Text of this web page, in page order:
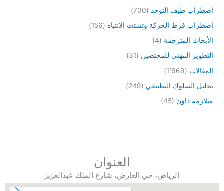
اضطراب طيف التوحد (700)
اضطراب فرط الحركة وتشتت الانتباه (156)
الأبحاث المترجمة (4)
التطوير المهني للمختصين (31)
المقالات (1٬669)
تحليل السلوك التطبيقي (249)
متلازمة داون (45)
العنوان
الرياض، حي العارض، شارع الملك عبدالعزيز